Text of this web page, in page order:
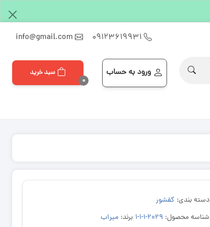
۰۹۱۲۳۶۱۹۹۳۱ info@gmail.com
ورود به حساب
سبد خرید
۰
دسته بندی: کفشور
شناسه محصول: ۲۰۲۹-۱-۱-۱ برند:میراب